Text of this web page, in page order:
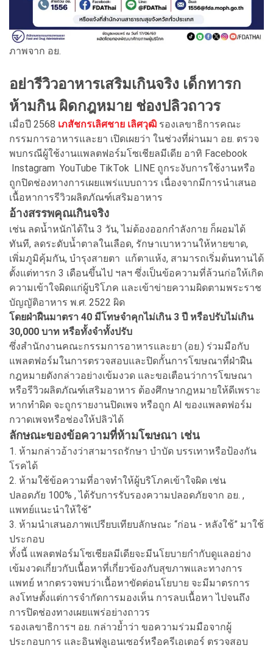
ภาพจาก อย.
อย่ารีวิวอาหารเสริมเกินจริง เด็กทารก
ห้ามกิน ผิดกฎหมาย ช่องปลิวถาวร
เมื่อปี 2568 เภสัชกรเลิศชาย เลิศวุฒิ รองเลขาธิการคณะ
กรรมการอาหารและยา เปิดเผยว่า ในช่วงที่ผ่านมา อย. ตรวจ
พบกรณีผู้ใช้งานแพลตฟอร์มโซเชียลมีเดีย อาทิ Facebook
Instagram YouTube TikTok LINE ถูกระงับการใช้งานหรือ
ถูกปิดช่องทางการเผยแพร่แบบถาวร เนื่องจากมีการนำเสนอ
เนื้อหาการรีวิวผลิตภัณฑ์เสริมอาหาร
อ้างสรรพคุณเกินจริง
เช่น ลดน้ำหนักได้ใน 3 วัน, ไม่ต้องออกกำลังกาย ก็ผอมได้
ทันที, ลดระดับน้ำตาลในเลือด, รักษาเบาหวานให้หายขาด,
เพิ่มภูมิคุ้มกัน, บำรุงสายตา แก้ตาแห้ง, สามารถเริ่มต้นทานได้
ตั้งแต่ทารก 3 เดือนขึ้นไป ฯลฯ ซึ่งเป็นข้อความที่ล้วนก่อให้เกิด
ความเข้าใจผิดแก่ผู้บริโภค และเข้าข่ายความผิดตามพระราช
บัญญัติอาหาร พ.ศ. 2522 ผิด
โดยฝ่าฝืนมาตรา 40 มีโทษจำคุกไม่เกิน 3 ปี หรือปรับไม่เกิน
30,000 บาท หรือทั้งจำทั้งปรับ
ซึ่งสำนักงานคณะกรรมการอาหารและยา (อย.) ร่วมมือกับ
แพลตฟอร์มในการตรวจสอบและปิดกั้นการโฆษณาที่ฝ่าฝืน
กฎหมายดังกล่าวอย่างเข้มงวด และขอเตือนว่าการโฆษณา
หรือรีวิวผลิตภัณฑ์เสริมอาหาร ต้องศึกษากฎหมายให้ดีเพราะ
หากทำผิด จะถูกรายงานปิดเพจ หรือถูก AI ของแพลตฟอร์ม
กวาดเพจหรือช่องให้ปลิวได้
ลักษณะของข้อความที่ห้ามโฆษณา เช่น
1. ห้ามกล่าวอ้างว่าสามารถรักษา บำบัด บรรเทาหรือป้องกัน
โรคได้
2. ห้ามใช้ข้อความที่อาจทำให้ผู้บริโภคเข้าใจผิด เช่น
ปลอดภัย 100% , ได้รับการรับรองความปลอดภัยจาก อย. ,
แพทย์แนะนำให้ใช้”
3. ห้ามนำเสนอภาพเปรียบเทียบลักษณะ “ก่อน - หลังใช้” มาใช้
ประกอบ
ทั้งนี้ แพลตฟอร์มโซเชียลมีเดียจะมีนโยบายกำกับดูแลอย่าง
เข้มงวดเกี่ยวกับเนื้อหาที่เกี่ยวข้องกับสุขภาพและทางการ
แพทย์ หากตรวจพบว่าเนื้อหาขัดต่อนโยบาย จะมีมาตรการ
ลงโทษตั้งแต่การจำกัดการมองเห็น การลบเนื้อหา ไปจนถึง
การปิดช่องทางเผยแพร่อย่างถาวร
รองเลขาธิการฯ อย. กล่าวย้ำว่า ขอความร่วมมือจากผู้
ประกอบการ และอินฟลูเอนเซอร์หรือครีเอเตอร์ ตรวจสอบ